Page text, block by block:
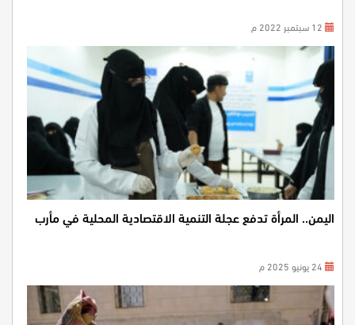
اليمن.. المرأة تدفع عجلة التنمية الاقتصادية المحلية في مأرب